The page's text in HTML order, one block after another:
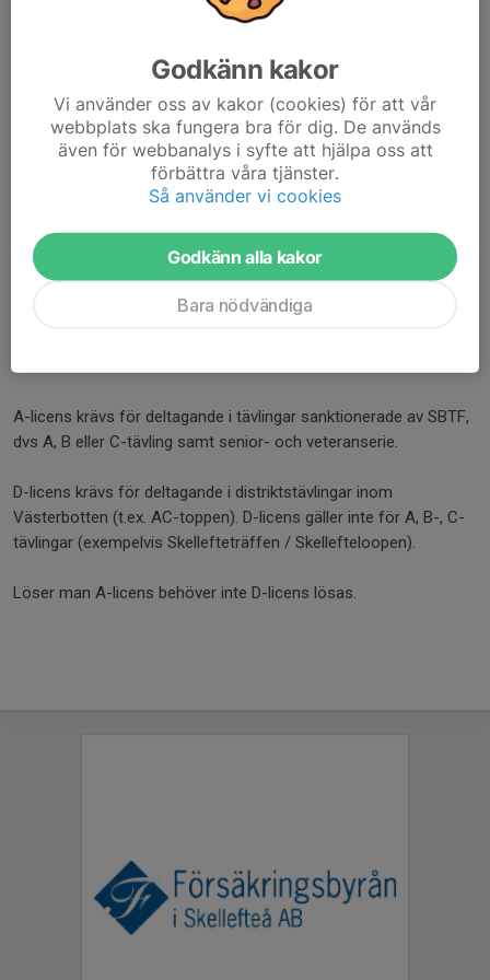
kr
Ungdom A-licens Född 2008 till 2013
400
Pensionär A-licens Född 1961 eller
Barn A-licens Född 2014 eller
senare
200
48-timmarslicens, alla åldrar
A-licens krävs för deltagande i tävlingar sanktionerade av SBTF,
dvs A, B eller C-tävling samt senior- och veteranserie.
D-licens krävs för deltagande i distriktstävlingar inom
Västerbotten (t.ex. AC-toppen). D-licens gäller inte för A, B-, C-
tävlingar (exempelvis Skellefteträffen / Skellefteloopen).
Löser man A-licens behöver inte D-licens lösas.
Godkänn kakor
Vi använder oss av kakor (cookies) för att vår
webbplats ska fungera bra för dig. De används
även för webbanalys i syfte att hjälpa oss att
förbättra våra tjänster.
Så använder vi cookies
Godkänn alla kakor
Bara nödvändiga